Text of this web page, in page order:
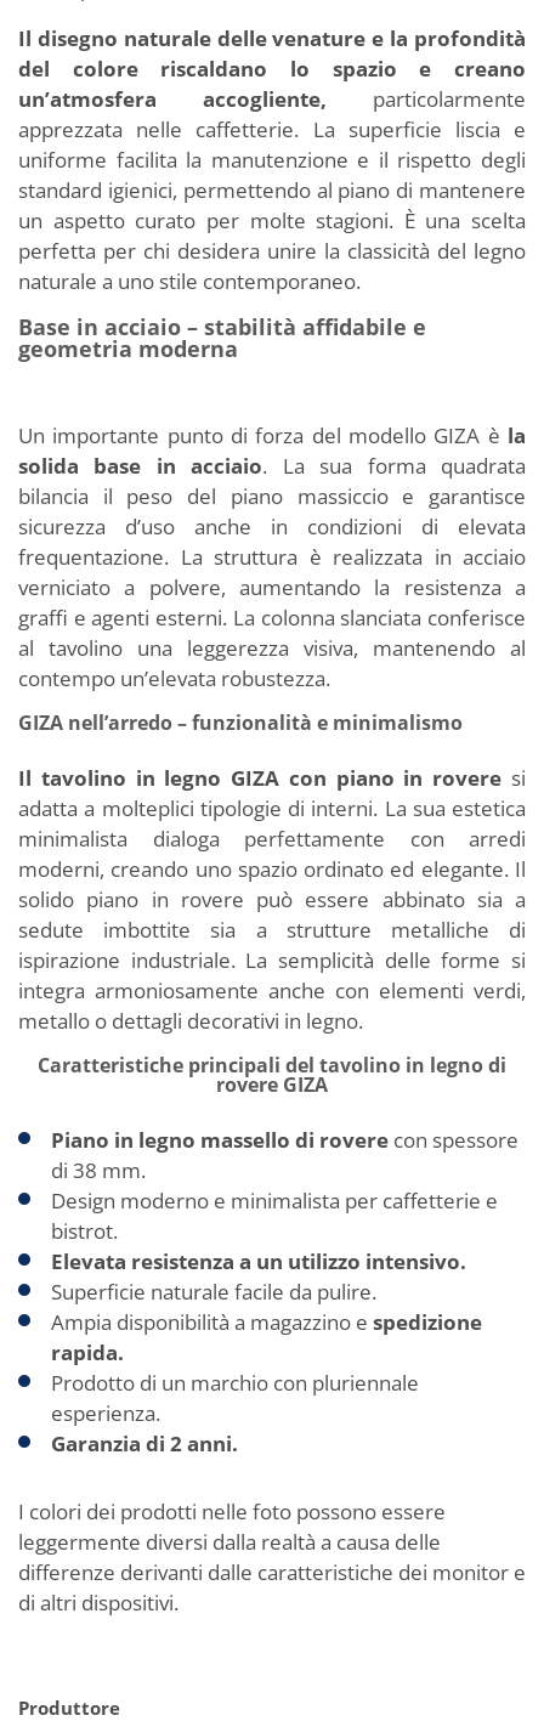
Il disegno naturale delle venature e la profondità
del colore riscaldano lo spazio e creano
un’atmosfera accogliente, particolarmente
apprezzata nelle caffetterie. La superficie liscia e
uniforme facilita la manutenzione e il rispetto degli
standard igienici, permettendo al piano di mantenere
un aspetto curato per molte stagioni. È una scelta
perfetta per chi desidera unire la classicità del legno
naturale a uno stile contemporaneo.
Base in acciaio – stabilità affidabile e
geometria moderna
Un importante punto di forza del modello GIZA è la
solida base in acciaio. La sua forma quadrata
bilancia il peso del piano massiccio e garantisce
sicurezza d’uso anche in condizioni di elevata
frequentazione. La struttura è realizzata in acciaio
verniciato a polvere, aumentando la resistenza a
graffi e agenti esterni. La colonna slanciata conferisce
al tavolino una leggerezza visiva, mantenendo al
contempo un’elevata robustezza.
GIZA nell’arredo – funzionalità e minimalismo
Il tavolino in legno GIZA con piano in rovere si
adatta a molteplici tipologie di interni. La sua estetica
minimalista dialoga perfettamente con arredi
moderni, creando uno spazio ordinato ed elegante. Il
solido piano in rovere può essere abbinato sia a
sedute imbottite sia a strutture metalliche di
ispirazione industriale. La semplicità delle forme si
integra armoniosamente anche con elementi verdi,
metallo o dettagli decorativi in legno.
Caratteristiche principali del tavolino in legno di
rovere GIZA
Piano in legno massello di rovere con spessore
di 38 mm.
Design moderno e minimalista per caffetterie e
bistrot.
Elevata resistenza a un utilizzo intensivo.
Superficie naturale facile da pulire.
Ampia disponibilità a magazzino e spedizione
rapida.
Prodotto di un marchio con pluriennale
esperienza.
Garanzia di 2 anni.
I colori dei prodotti nelle foto possono essere
leggermente diversi dalla realtà a causa delle
differenze derivanti dalle caratteristiche dei monitor e
di altri dispositivi.
Produttore